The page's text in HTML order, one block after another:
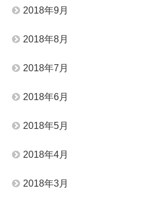
2018年9月
2018年8月
2018年7月
2018年6月
2018年5月
2018年4月
2018年3月